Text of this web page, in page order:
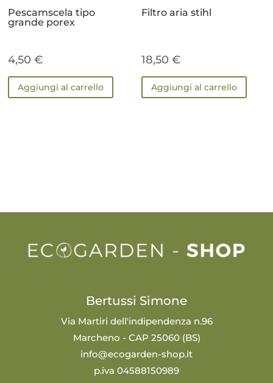
Pescamscela tipo
grande porex
4,50€
Aggiungi al carrello
Filtro aria stihl
18,50€
Aggiungi al carrello
Bertussi Simone
Via Martiri dell'indipendenza n.96
Marcheno - CAP 25060 (BS)
info@ecogarden-shop.it
p.iva 04588150989